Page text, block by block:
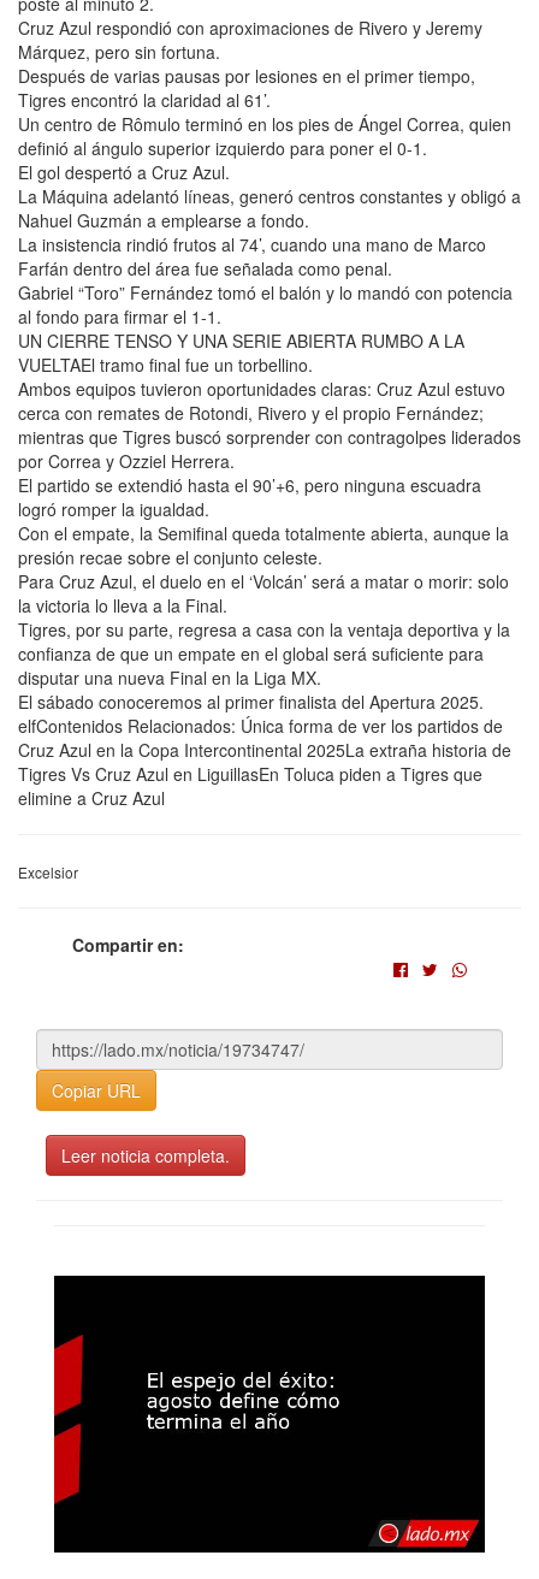
Cruz Azul respondió con aproximaciones de Rivero y Jeremy
Márquez, pero sin fortuna.
Después de varias pausas por lesiones en el primer tiempo,
Tigres encontró la claridad al 61’.
Un centro de Rômulo terminó en los pies de Ángel Correa, quien
definió al ángulo superior izquierdo para poner el 0-1.
El gol despertó a Cruz Azul.
La Máquina adelantó líneas, generó centros constantes y obligó a
Nahuel Guzmán a emplearse a fondo.
La insistencia rindió frutos al 74’, cuando una mano de Marco
Farfán dentro del área fue señalada como penal.
Gabriel “Toro” Fernández tomó el balón y lo mandó con potencia
al fondo para firmar el 1-1.
UN CIERRE TENSO Y UNA SERIE ABIERTA RUMBO A LA
VUELTAEl tramo final fue un torbellino.
Ambos equipos tuvieron oportunidades claras: Cruz Azul estuvo
cerca con remates de Rotondi, Rivero y el propio Fernández;
mientras que Tigres buscó sorprender con contragolpes liderados
por Correa y Ozziel Herrera.
El partido se extendió hasta el 90’+6, pero ninguna escuadra
logró romper la igualdad.
Con el empate, la Semifinal queda totalmente abierta, aunque la
presión recae sobre el conjunto celeste.
Para Cruz Azul, el duelo en el ‘Volcán’ será a matar o morir: solo
la victoria lo lleva a la Final.
Tigres, por su parte, regresa a casa con la ventaja deportiva y la
confianza de que un empate en el global será suficiente para
disputar una nueva Final en la Liga MX.
El sábado conoceremos al primer finalista del Apertura 2025.
elfContenidos Relacionados: Única forma de ver los partidos de
Cruz Azul en la Copa Intercontinental 2025La extraña historia de
Tigres Vs Cruz Azul en LiguillasEn Toluca piden a Tigres que
elimine a Cruz Azul
Excelsior
Compartir en:
Copiar URL
Leer noticia completa.